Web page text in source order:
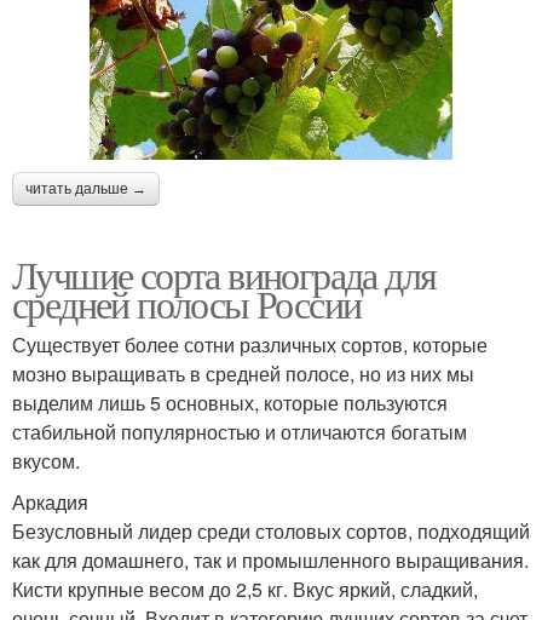
читать дальше →
Лучшие сорта винограда для
средней полосы России
Существует более сотни различных сортов, которые
мозно выращивать в средней полосе, но из них мы
выделим лишь 5 основных, которые пользуются
стабильной популярностью и отличаются богатым
вкусом.
Аркадия
Безусловный лидер среди столовых сортов, подходящий
как для домашнего, так и промышленного выращивания.
Кисти крупные весом до 2,5 кг. Вкус яркий, сладкий,